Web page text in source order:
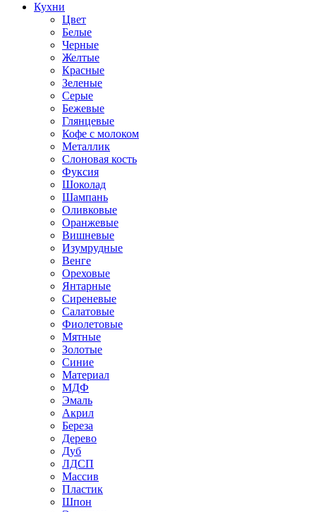
Кухни
Цвет
Белые
Черные
Желтые
Красные
Зеленые
Серые
Бежевые
Глянцевые
Кофе с молоком
Металлик
Слоновая кость
Фуксия
Шоколад
Шампань
Оливковые
Оранжевые
Вишневые
Изумрудные
Венге
Ореховые
Янтарные
Сиреневые
Салатовые
Фиолетовые
Мятные
Золотые
Синие
Материал
МДФ
Эмаль
Акрил
Береза
Дерево
Дуб
ЛДСП
Массив
Пластик
Шпон